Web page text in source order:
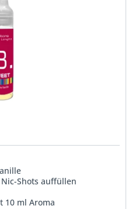
Shots auffüllen
10 ml Aroma